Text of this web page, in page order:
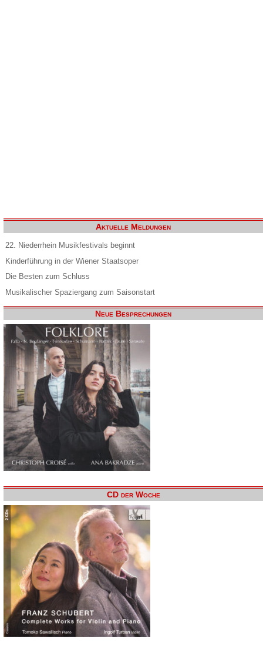
Aktuelle Meldungen
22. Niederrhein Musikfestivals beginnt
Kinderführung in der Wiener Staatsoper
Die Besten zum Schluss
Musikalischer Spaziergang zum Saisonstart
Neue Besprechungen
CD der Woche